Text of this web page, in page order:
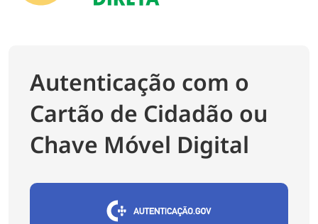
Autenticação com o
Cartão de Cidadão ou
Chave Móvel Digital